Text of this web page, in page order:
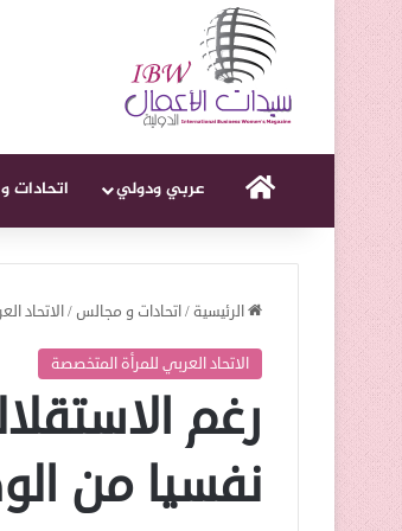
الرئيسيةعربي ودولي اتحادات
الرئيسية/اتحادات و مجالس /الاتحاد
الاتحاد العربي للمرأة المتخصصة
رغم
نفسيا من